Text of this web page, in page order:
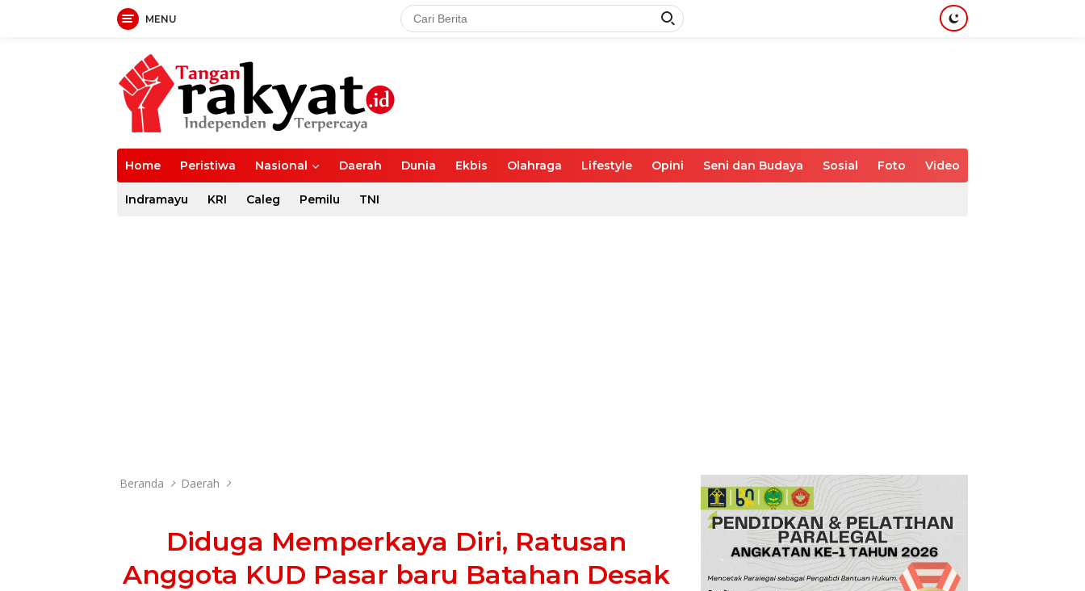
MENU
Home Peristiwa Nasional Daerah Dunia Ekbis Olahraga Lifestyle Opini Seni dan Budaya Sosial Foto Video
Indramayu KRI Caleg Pemilu TNI
Beranda Daerah
Diduga Memperkaya Diri, Ratusan
Anggota KUD Pasar baru Batahan Desak